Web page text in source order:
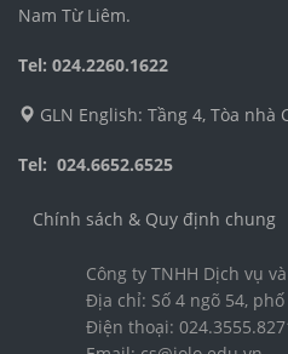
Nam Từ Liêm.
Tel: 024.2260.1622
GLN English: Tầng 4, Tòa nhà
Tel: 024.6652.6525
Chính sách & Quy định chung
Công ty TNHH Dịch vụ
Địa chỉ: Số 4 ngõ 54,
Điện thoại: